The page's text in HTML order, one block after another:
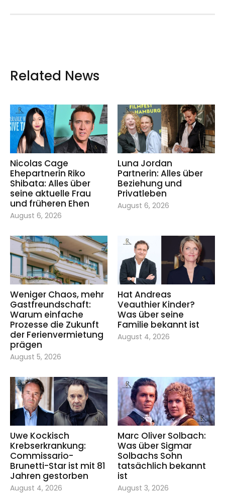
Related News
Nicolas Cage
Ehepartnerin Riko
Shibata: Alles über
seine aktuelle Frau
und früheren Ehen
August 6, 2026
Luna Jordan
Partnerin: Alles über
Beziehung und
Privatleben
August 6, 2026
Weniger Chaos, mehr
Gastfreundschaft:
Warum einfache
Prozesse die Zukunft
der Ferienvermietung
prägen
August 5, 2026
Hat Andreas
Veauthier Kinder?
Was über seine
Familie bekannt ist
August 4, 2026
Uwe Kockisch
Krebserkrankung:
Commissario-
Brunetti-Star ist mit 81
Jahren gestorben
August 4, 2026
Marc Oliver Solbach:
Was über Sigmar
Solbachs Sohn
tatsächlich bekannt
ist
August 3, 2026